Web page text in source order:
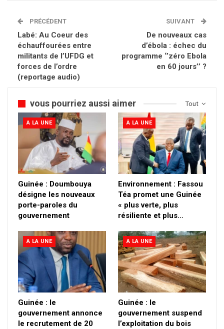
PRÉCÉDENT
Labé: Au Coeur des
échauffourées entre
militants de l’UFDG et
forces de l’ordre
(reportage audio)
SUIVANT
De nouveaux cas
d’ébola : échec du
programme ‘’zéro Ebola
en 60 jours’’ ?
Tout
vous pourriez aussi aimer
A LA UNE
Guinée : Doumbouya
désigne les nouveaux
porte-paroles du
gouvernement
A LA UNE
Environnement : Fassou
Téa promet une Guinée
« plus verte, plus
résiliente et plus…
A LA UNE
Guinée : le
gouvernement annonce
le recrutement de 20
A LA UNE
Guinée : le
gouvernement suspend
l’exploitation du bois